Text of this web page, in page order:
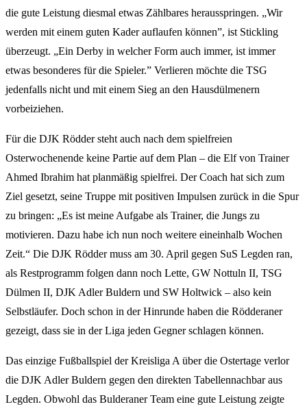
die gute Leistung diesmal etwas Zählbares herausspringen. „Wir
werden mit einem guten Kader auflaufen können”, ist Stickling
überzeugt. „Ein Derby in welcher Form auch immer, ist immer
etwas besonderes für die Spieler.” Verlieren möchte die TSG
jedenfalls nicht und mit einem Sieg an den Hausdülmenern
vorbeiziehen.
Für die DJK Rödder steht auch nach dem spielfreien
Osterwochenende keine Partie auf dem Plan – die Elf von Trainer
Ahmed Ibrahim hat planmäßig spielfrei. Der Coach hat sich zum
Ziel gesetzt, seine Truppe mit positiven Impulsen zurück in die Spur
zu bringen: „Es ist meine Aufgabe als Trainer, die Jungs zu
motivieren. Dazu habe ich nun noch weitere eineinhalb Wochen
Zeit.“ Die DJK Rödder muss am 30. April gegen SuS Legden ran,
als Restprogramm folgen dann noch Lette, GW Nottuln II, TSG
Dülmen II, DJK Adler Buldern und SW Holtwick – also kein
Selbstläufer. Doch schon in der Hinrunde haben die Rödderaner
gezeigt, dass sie in der Liga jeden Gegner schlagen können.
Das einzige Fußballspiel der Kreisliga A über die Ostertage verlor
die DJK Adler Buldern gegen den direkten Tabellennachbar aus
Legden. Obwohl das Bulderaner Team eine gute Leistung zeigte